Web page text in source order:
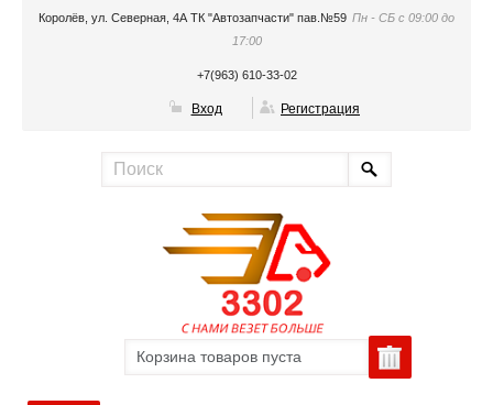
Королёв, ул. Северная, 4А ТК "Автозапчасти" пав.№59 Пн - СБ с 09:00 до
17:00
+7(963) 610-33-02
Вход Регистрация
Корзина товаров пуста